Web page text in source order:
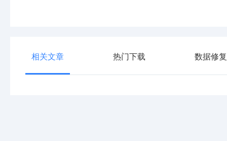
相关文章 热门下载 数据修复